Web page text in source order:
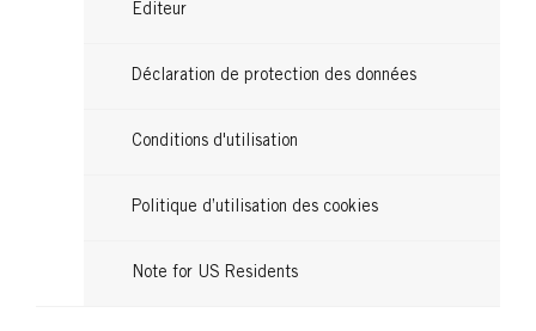
Editeur
Déclaration de protection des données
Conditions d'utilisation
Politique d’utilisation des cookies
Note for US Residents